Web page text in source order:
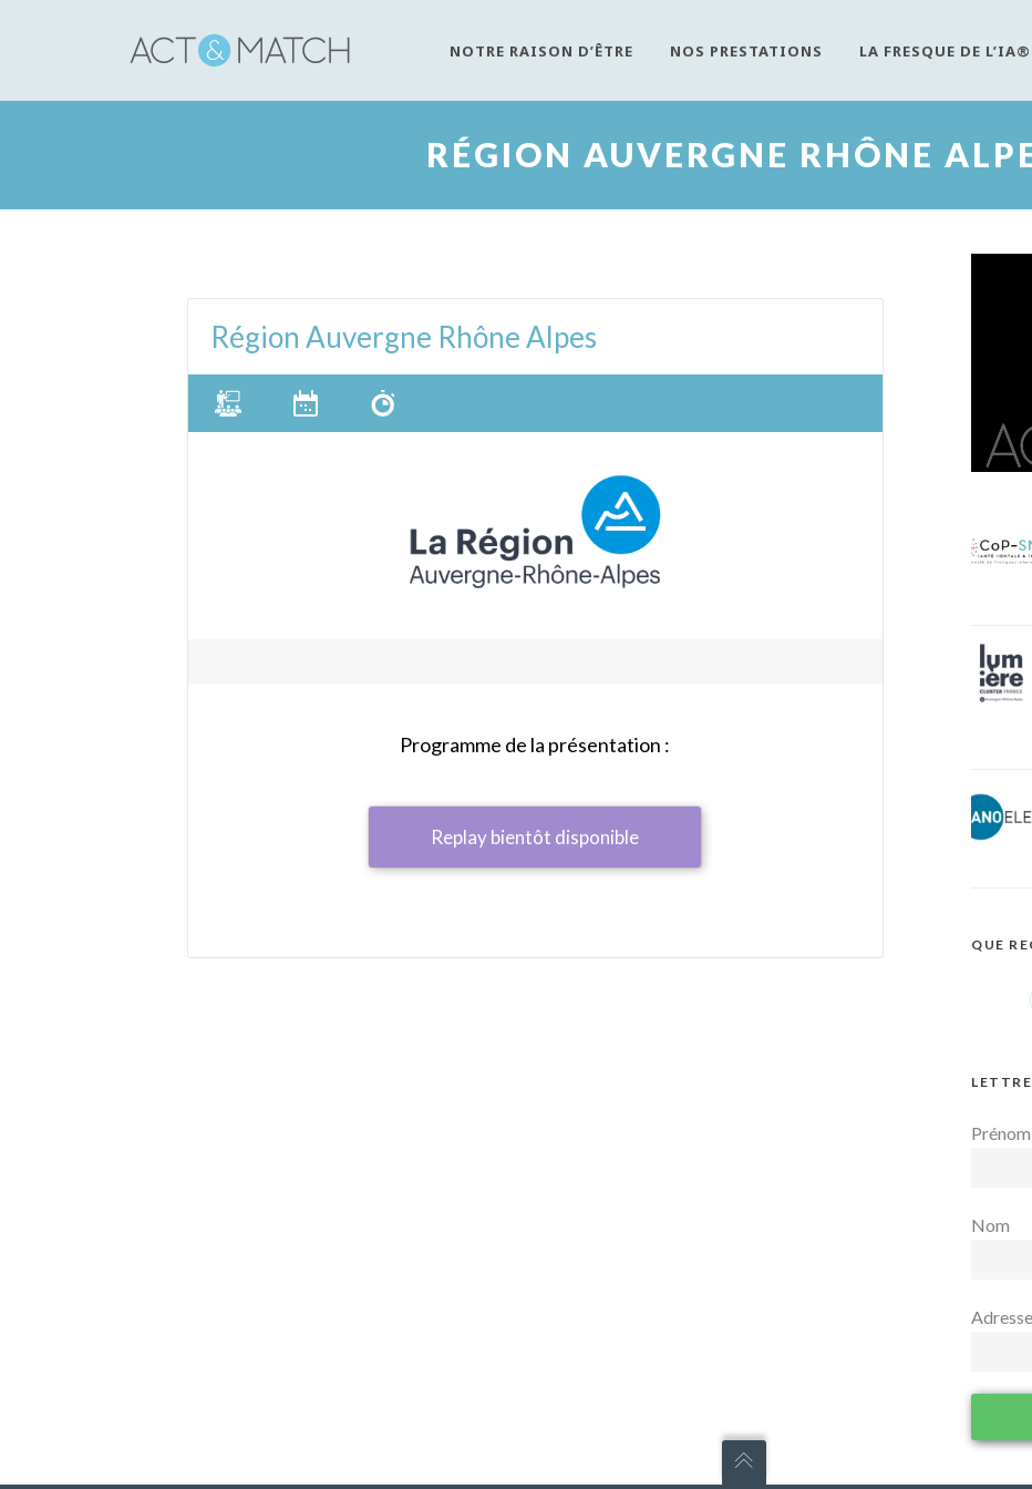
NOTRE RAISON D’ÊTRE NOS PRESTATIONS LA FRESQUE DE L’IA®
RÉGION AUVERGNE RHÔNE
Région Auvergne Rhône Alpes
Programme de la présentation :
Replay bientôt disponible
QUE
Prénom
Nom